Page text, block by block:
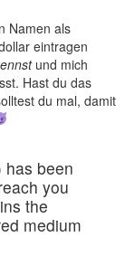
Namen als
eintragen
und mich
Hast du das
du mal, damit
has been
you
the
medium